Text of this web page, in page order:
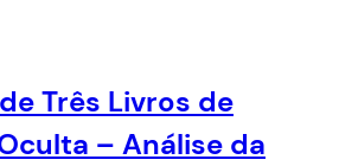
Três Livros de
– Análise da